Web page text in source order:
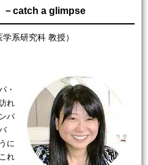
－catch a glimpse
系研究科 教授）
・
れ
バ
に
れ